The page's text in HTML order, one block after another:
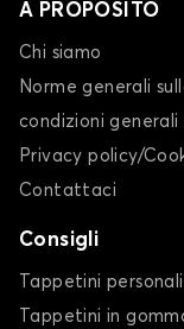
A PROPOSITO
Chi siamo
Norme generali
condizioni
Privacy policy/
Contattaci
Consigli
Tappetini
Tappetini in